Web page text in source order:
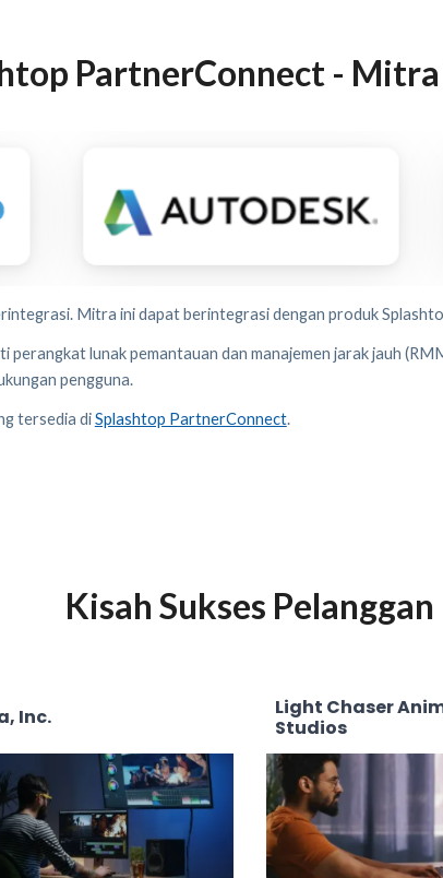
PartnerConnect -
Mitra ini dapat berintegrasi dengan produk
lunak pemantauan dan manajemen jarak jauh
pengguna.
tersedia diSplashtop PartnerConnect.
Kisah Sukses Pelanggan
Inc.
Light Chaser
Studios